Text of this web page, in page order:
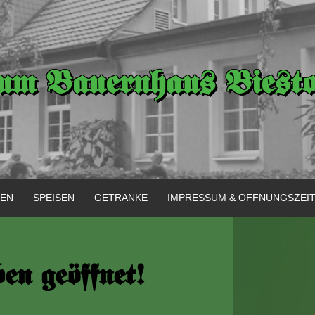
Bauernhaus
SPEISEN GETRÄNKE IMPRESSUM &
geöffnet!